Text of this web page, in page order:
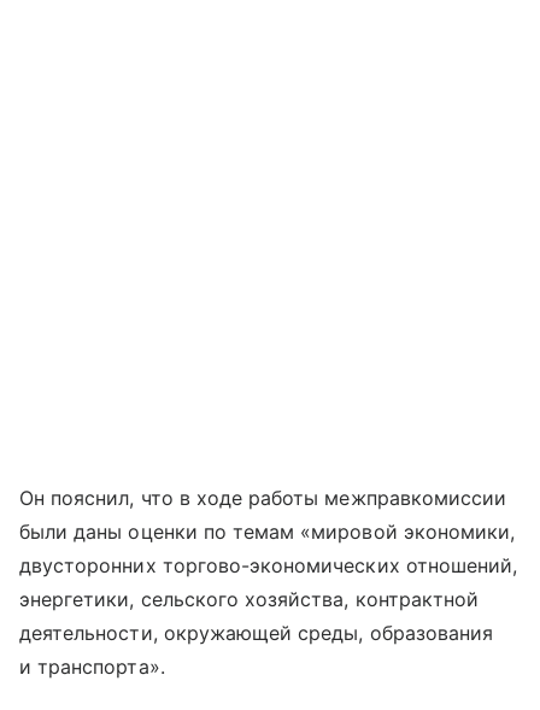
Он пояснил, что в ходе работы межправкомиссии
были даны оценки по темам «мировой экономики,
двусторонних торгово-экономических отношений,
энергетики, сельского хозяйства, контрактной
деятельности, окружающей среды, образования
и транспорта».